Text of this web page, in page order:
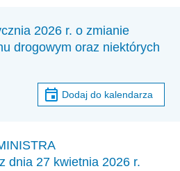
2026 r. o zmianie
drogowym oraz niektórych
Dodaj do kalendarza
dnia 27 kwietnia 2026 r.